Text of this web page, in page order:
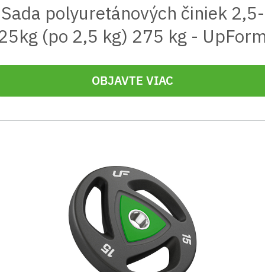
Sada polyuretánových činiek 2,5-
(po 2,5 kg) 275 kg -
OBJAVTE VIAC